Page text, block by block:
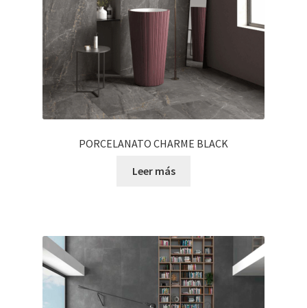
PORCELANATO CHARME BLACK
Leer más